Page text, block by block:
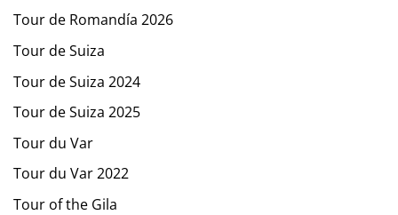
Tour de Romandía 2026
Tour de Suiza
Tour de Suiza 2024
Tour de Suiza 2025
Tour du Var
Tour du Var 2022
Tour of the Gila